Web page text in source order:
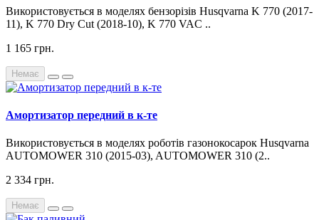
Використовується в моделях бензорізів Husqvarna K 770 (2017-
11), K 770 Dry Cut (2018-10), K 770 VAC ..
1 165 грн.
Немає
Амортизатор передний в к-те
Використовується в моделях роботів газонокосарок Husqvarna
AUTOMOWER 310 (2015-03), AUTOMOWER 310 (2..
2 334 грн.
Немає